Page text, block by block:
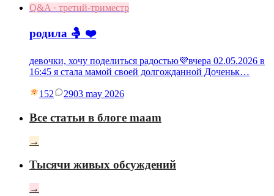
Q&A · третий-триместр
родила 🤱 ❤️
девочки, хочу поделиться радостью💜вчера 02.05.2026 в
16:45 я стала мамой своей долгожданной Доченьк…
152 2903 may 2026
Все статьи в блоге maam
→
Тысячи живых обсуждений
→